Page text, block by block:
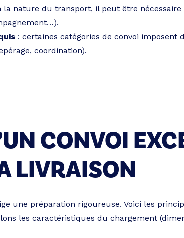
la nature du transport, il peut être
: certaines catégories de convoi
coordination).
CONVOI
LIVRAISON
une préparation rigoureuse. Voici les
les caractéristiques du chargement